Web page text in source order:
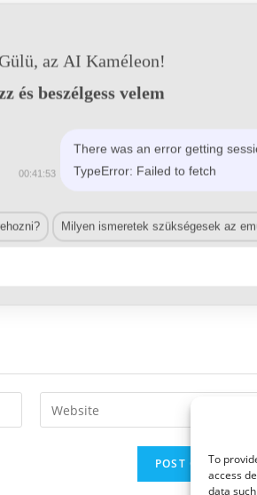
To
access
data
Enter
your
az AI Kaméleon!
és beszélgess velem
There was an error getting
TypeError: Failed to fetch
00:41:53
Milyen ismeretek szükségesek az